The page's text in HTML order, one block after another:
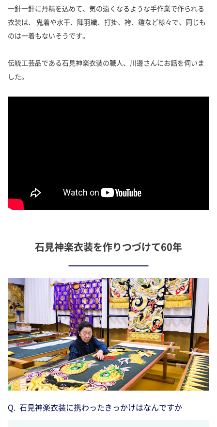
一針一針に丹精を込めて、気の遠くなるような手作業で作られる
衣装は、
鬼着や水干、陣羽織、打掛、袴、鎧など様々で、同じも
のは一着もないそうです。
伝統工芸品である石見神楽衣装の職人、川邊さんにお話を伺いま
した。
石見神楽衣装を作りつづけて60年
石見神楽衣装に携わったきっかけはなんですか